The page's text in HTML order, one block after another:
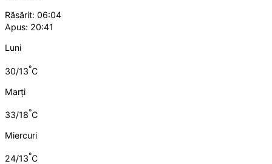
Răsărit: 06:04
Apus: 20:41
Luni
30/13°C
Marți
33/18°C
Miercuri
24/13°C